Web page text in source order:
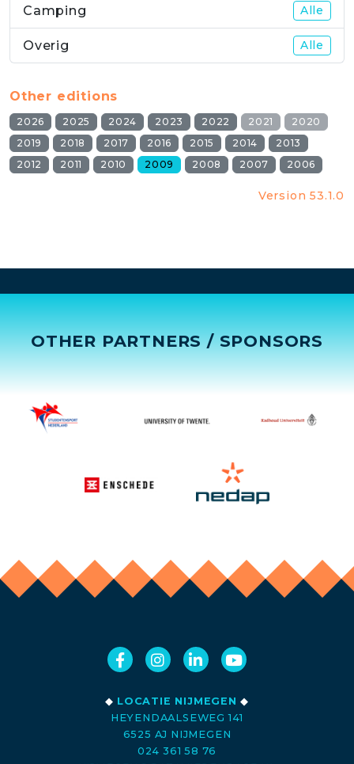
Camping Alle
Overig Alle
Other editions
2026 2025 2024 2023 2022 2021
2020
2019
2018 2017 2016 2015 2014
2013
2012
2011 2010 2009 2008 2007 2006
Version 53.1.0
OTHER PARTNERS / SPONSORS
◆ LOCATIE NIJMEGEN ◆
HEYENDAALSEWEG 141
6525 AJ NIJMEGEN
024 361 58 76